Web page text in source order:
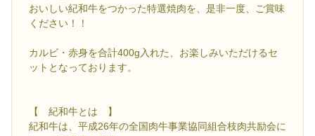
おいしい紀和牛をつかった特選焼肉を、是非一度、ご賞味
ください！！
カルビ・赤身を合計400g入れた、お楽しみいただけるセ
ットとなっております。
【 紀和牛とは 】
紀和牛は、平成26年の全国肉牛事業協同組合枝肉共励会に